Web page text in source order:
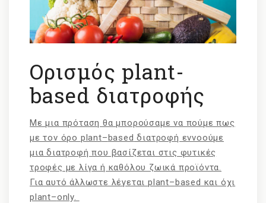
Ορισμός plant-
based διατροφής
Με μια πρόταση θα μπορούσαμε να πούμε πως
με τον όρο plant–based διατροφή εννοούμε
μια διατροφή που βασίζεται στις φυτικές
τροφές με λίγα ή καθόλου ζωικά προϊόντα.
Για αυτό άλλωστε λέγεταιplant–based και όχι
plant–only.